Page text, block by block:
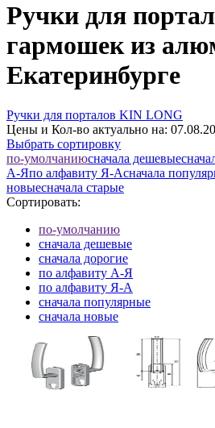
Ручки для
гармошек из
Екатеринбурге
Ручки для порталов KIN LONG
Цены и Кол-во актуально на:
Выбрать сортировку
по-умолчаниюcначала дешевые
А-Япо алфавиту Я-Аcначала
новыеcначала старые
Сортировать:
по-умолчанию
cначала дешевые
cначала дорогие
по алфавиту А-Я
по алфавиту Я-А
cначала популярные
cначала новые
Элементов на страницу